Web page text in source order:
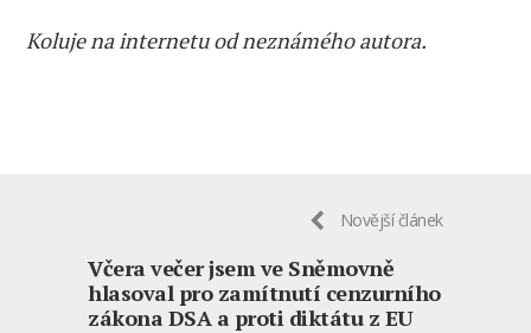
Koluje na internetu od neznámého autora.
Novější článek
Včera večer jsem ve Sněmovně
hlasoval pro zamítnutí cenzurního
zákona DSA a proti diktátu z EU